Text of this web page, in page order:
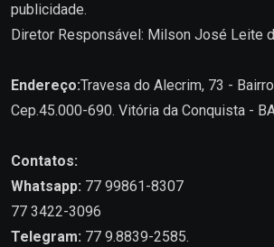
publicidade.
Diretor Responsável: Milson José Leite
Endereço:Travesa do Alecrim, 73 -
Cep.45.000-690. Vitória da Conquista -
Contatos:
Whatsapp: 77 99861-8307
77 3422-3096
Telegram: 77 9.8839-2585.